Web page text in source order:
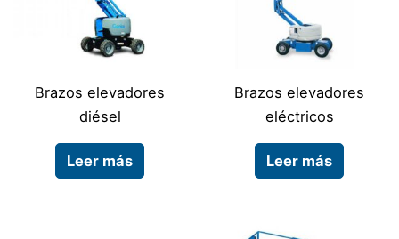
Brazos elevadores
diésel
Leer más
Brazos elevadores
eléctricos
Leer más